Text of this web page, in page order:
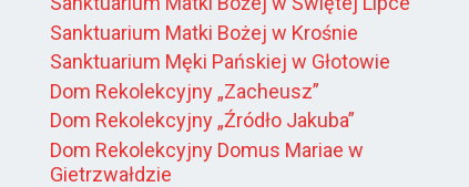
Sanktuarium Matki Bożej w Krośnie
Sanktuarium Męki Pańskiej w Głotowie
Dom Rekolekcyjny „Zacheusz”
Dom Rekolekcyjny „Źródło Jakuba”
Dom Rekolekcyjny Domus Mariae w
Gietrzwałdzie